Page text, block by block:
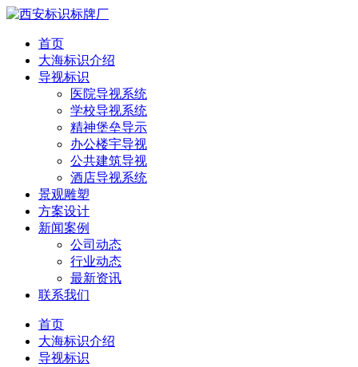
首页
大海标识介绍
导视标识
医院导视系统
学校导视系统
精神堡垒导示
办公楼宇导视
公共建筑导视
酒店导视系统
景观雕塑
方案设计
新闻案例
公司动态
行业动态
最新资讯
联系我们
首页
大海标识介绍
导视标识